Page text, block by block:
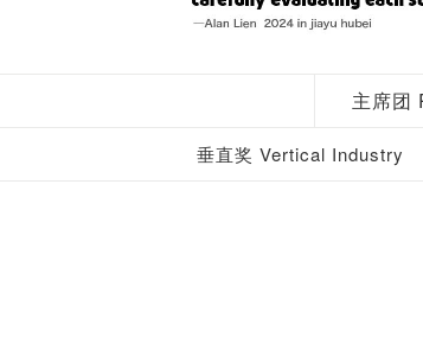
主席团
垂直奖 Vertical Industry